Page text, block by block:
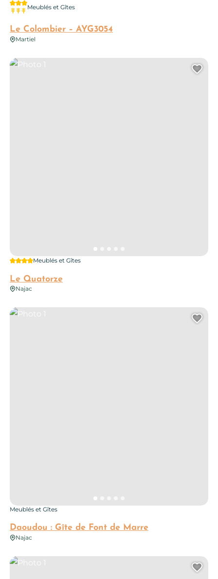
Le Colombier – AYG3054
3 étoiles
3 épisMeublés et Gîtes
Martiel
Le Quatorze
4 étoilesMeublés et Gîtes
Najac
Photo 1
Daoudou : Gîte de Font de Marre
Meublés et Gîtes
Najac
Photo 1
Photo 1